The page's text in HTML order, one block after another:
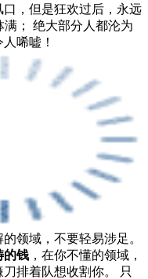
，但是狂欢过后，永远
满； 绝大部分人都沦为
唏嘘！
领域，不要轻易涉足。
的钱 ，在你不懂的领域，
排着队想收割你。 只